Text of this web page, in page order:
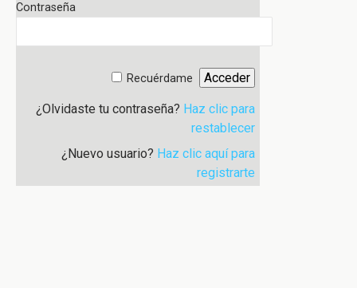
Contraseña
Recuérdame
¿Olvidaste tu contraseña? Haz clic para
restablecer
¿Nuevo usuario? Haz clic aquí para
registrarte